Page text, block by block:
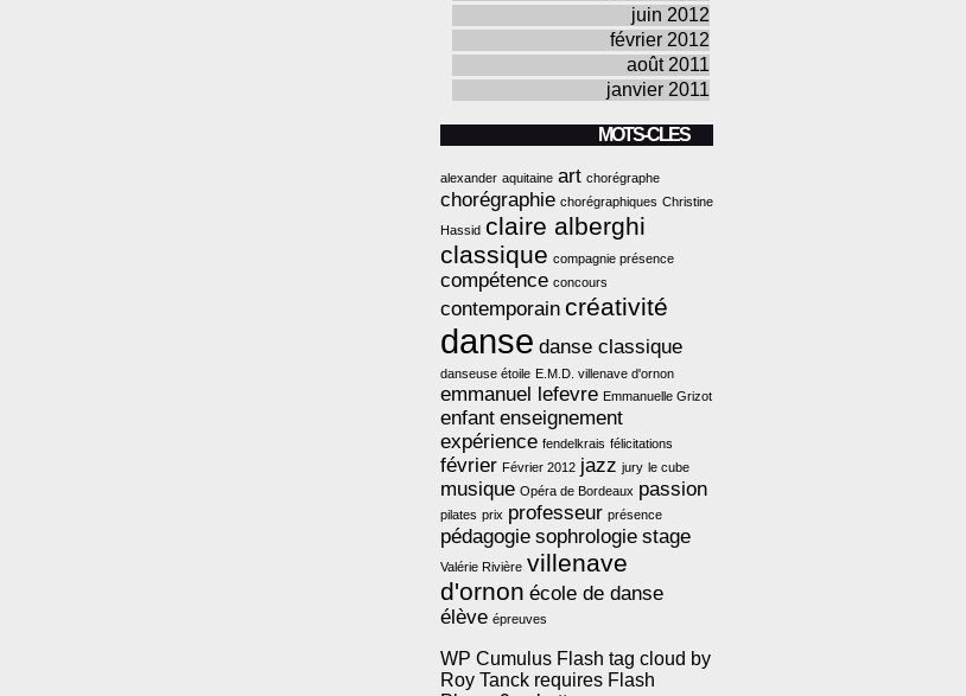
juin 2012
février 2012
août 2011
janvier 2011
MOTS-CLES
alexander aquitaine art chorégraphe
chorégraphie chorégraphiques Christine
Hassid claire alberghi
classique compagnie présence
compétence concours
contemporain créativité
danse danse classique
danseuse étoile E.M.D. villenave d'ornon
emmanuel lefevre Emmanuelle Grizot
enfant enseignement
expérience fendelkrais félicitations
février Février 2012 jazz jury le cube
musique Opéra de Bordeaux passion
pilates prix professeur présence
pédagogie sophrologie stage
Valérie Rivière villenave
d'ornon école de danse
élève épreuves
WP Cumulus Flash tag cloud by
Roy Tanck requires Flash